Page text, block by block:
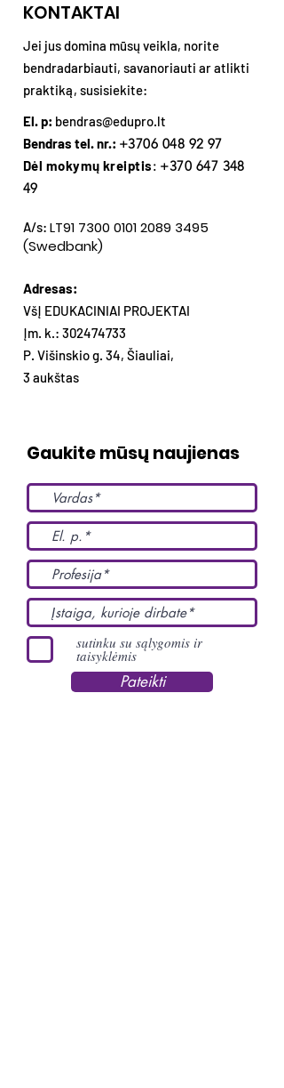
KONTAKTAI
Jei jus domina mūsų veikla, norite
bendradarbiauti, savanoriauti ar atlikti
praktiką, susisiekite:
El. p: bendras@edupro.lt
Bendras tel. nr.: +3706 048 92 97
Dėl mokymų kreiptis: +370 647 348
49
A/s: LT91 7300 0101 2089 3495
(Swedbank)
Adresas:
VšĮ EDUKACINIAI PROJEKTAI
Įm. k.: 302474733
P. Višinskio g. 34, Šiauliai,
3 aukštas
Gaukite mūsų naujienas
sutinku su sąlygomis ir
taisyklėmis
Pateikti